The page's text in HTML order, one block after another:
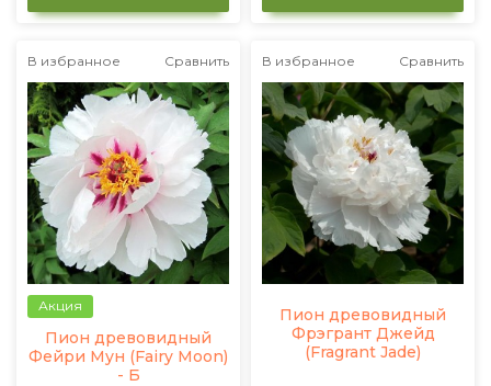
В избранное Сравнить
Акция
Пион древовидный
Фейри Мун (Fairy Moon)
- Б
В избранное Сравнить
Пион древовидный
Фрэгрант Джейд
(Fragrant Jade)